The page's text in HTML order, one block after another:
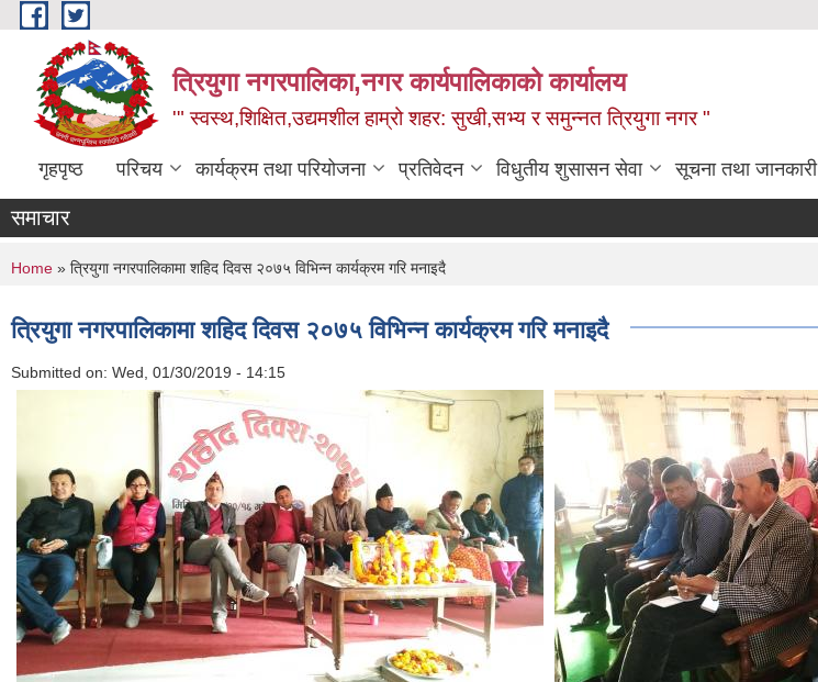
Skip to main content
त्रियुगा नगरपालिका,नगर कार्यपालिकाको कार्यालय
'" स्वस्थ,शिक्षित,उद्यमशील हाम्रो शहर: सुखी,सभ्य र समुन्नत त्रियुगा नगर "
गृहपृष्ठ परिचय कार्यक्रम तथा परियोजना प्रतिवेदन विधुतीय शुसासन सेवा सूचना तथा जानकारी
समाचार
You are here
Home » त्रियुगा नगरपालिकामा शहिद दिवस २०७५ विभिन्न कार्यक्रम गरि मनाइदै
त्रियुगा नगरपालिकामा शहिद दिवस २०७५ विभिन्न कार्यक्रम गरि मनाइदै
Submitted on: Wed, 01/30/2019 - 14:15